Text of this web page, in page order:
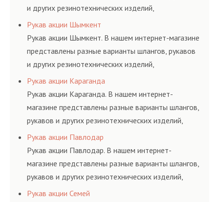
и других резинотехнических изделий,
соответствующих ГОСТам, техническим условиям
и нормативам.
Рукав акции Шымкент
Рукав акции Шымкент. В нашем интернет-магазине
представлены разные варианты шлангов, рукавов
и других резинотехнических изделий,
соответствующих ГОСТам, техническим условиям
и нормативам.
Рукав акции Караганда
Рукав акции Караганда. В нашем интернет-
магазине представлены разные варианты шлангов,
рукавов и других резинотехнических изделий,
соответствующих ГОСТам, техническим условиям
и нормативам.
Рукав акции Павлодар
Рукав акции Павлодар. В нашем интернет-
магазине представлены разные варианты шлангов,
рукавов и других резинотехнических изделий,
соответствующих ГОСТам, техническим условиям
Рукав акции Семей